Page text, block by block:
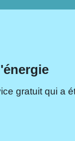
gratuit qui a